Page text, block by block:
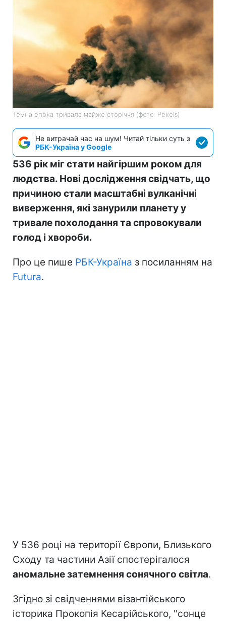
Темна епоха тривала майже сторіччя (фото: Pexels)
Не витрачай час на шум! Читай тільки суть з
РБК-Україна у Google
536 рік міг стати найгіршим роком для
людства. Нові дослідження свідчать, що
причиною стали масштабні вулканічні
виверження, які занурили планету у
тривале похолодання та спровокували
голод і хвороби.
Про це пише РБК-Україна з посиланням на
Futura.
У 536 році на території Європи, Близького
Сходу та частини Азії спостерігалося
аномальне затемнення сонячного світла.
Згідно зі свідченнями візантійського
історика Прокопія Кесарійського, "сонце